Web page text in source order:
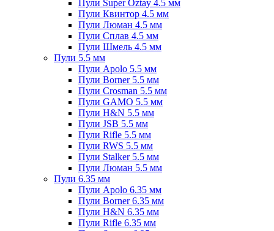
Пули Super Oztay 4.5 мм
Пули Квинтор 4.5 мм
Пули Люман 4.5 мм
Пули Сплав 4.5 мм
Пули Шмель 4.5 мм
Пули 5.5 мм
Пули Apolo 5.5 мм
Пули Borner 5.5 мм
Пули Crosman 5.5 мм
Пули GAMO 5.5 мм
Пули H&N 5.5 мм
Пули JSB 5.5 мм
Пули Rifle 5.5 мм
Пули RWS 5.5 мм
Пули Stalker 5.5 мм
Пули Люман 5.5 мм
Пули 6.35 мм
Пули Apolo 6.35 мм
Пули Borner 6.35 мм
Пули H&N 6.35 мм
Пули Rifle 6.35 мм